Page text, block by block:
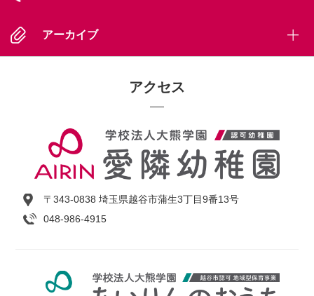
アーカイブ
アクセス
〒343-0838 埼玉県越谷市蒲生3丁目9番13号
048-986-4915